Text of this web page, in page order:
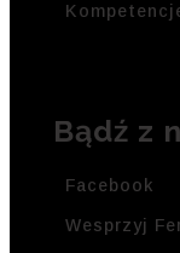
Bądź z
Facebook
Wesprzyj